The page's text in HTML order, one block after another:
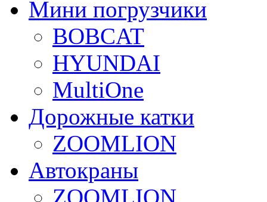
Мини погрузчики
BOBCAT
HYUNDAI
MultiOne
Дорожные катки
ZOOMLION
Автокраны
ZOOMLION